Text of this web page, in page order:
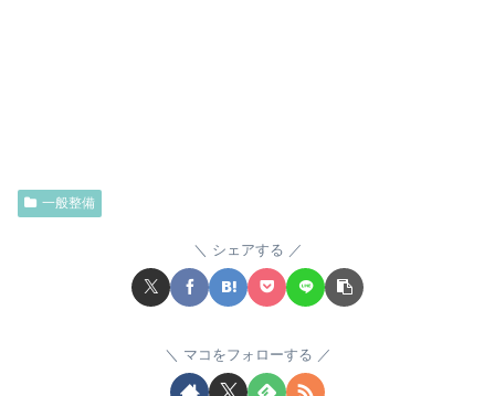
一般整備
シェアする
マコをフォローする